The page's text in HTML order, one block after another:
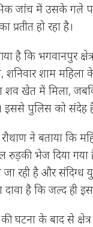
जांच में उसके गले
प्रतीत हो रहा है।
है कि भगवानपुर
शाम महिला
शव खेत में मिला,
इससे पुलिस को संदेह
रौथाण ने बताया कि
रुड़की भेज दिया
रही है और
है कि जल्द ही
की घटना के बाद से